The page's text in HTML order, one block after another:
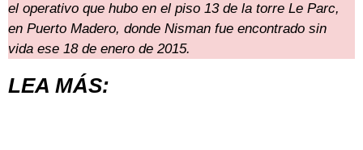
el operativo que hubo en el piso 13 de la torre Le Parc,
en Puerto Madero, donde Nisman fue encontrado sin
vida ese 18 de enero de 2015.
LEA MÁS: